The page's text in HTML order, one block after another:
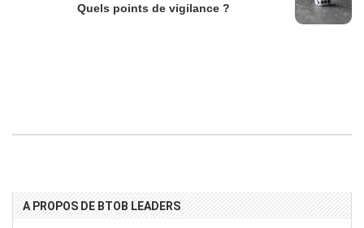
Quels points de vigilance ?
A PROPOS DE BTOB LEADERS